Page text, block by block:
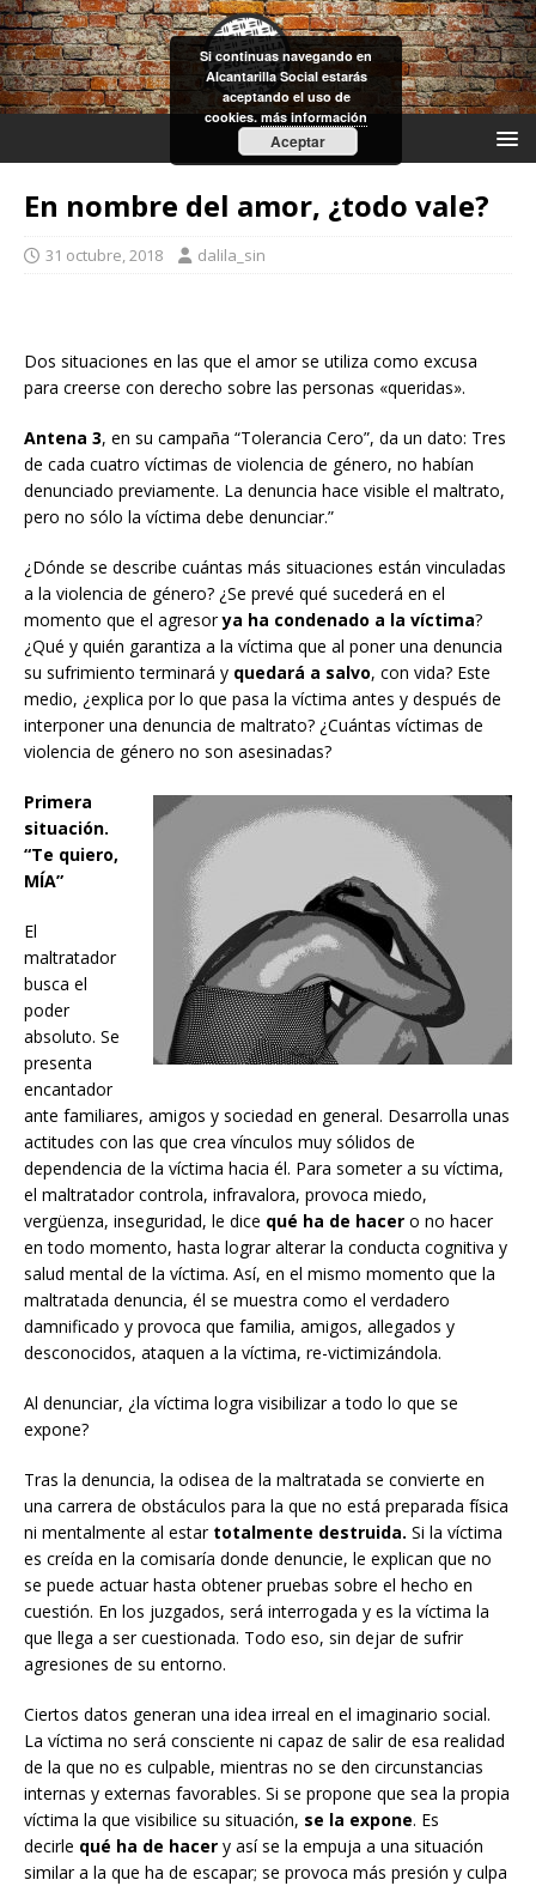
En nombre del amor, ¿todo vale?
31 octubre, 2018 dalila_sin
Dos situaciones en las que el amor se utiliza como excusa
para creerse con derecho sobre las personas «queridas».
Antena 3, en su campaña “Tolerancia Cero”, da un dato: Tres
de cada cuatro víctimas de violencia de género, no habían
denunciado previamente. La denuncia hace visible el maltrato,
pero no sólo la víctima debe denunciar.”
¿Dónde se describe cuántas más situaciones están vinculadas
a la violencia de género? ¿Se prevé qué sucederá en el
momento que el agresorya ha condenado a la víctima?
¿Qué y quién garantiza a la víctima que al poner una denuncia
su sufrimiento terminará y quedará a salvo, con vida? Este
medio, ¿explica por lo que pasa la víctima antes y después de
interponer una denuncia de maltrato? ¿Cuántas víctimas de
violencia de género no son asesinadas?
Primera
situación.
“Te quiero,
MÍA”
El
maltratador
busca el
poder
absoluto. Se
presenta
encantador
ante familiares, amigos y sociedad en general. Desarrolla unas
actitudes con las que crea vínculos muy sólidos de
dependencia de la víctima hacia él. Para someter a su víctima,
el maltratador controla, infravalora, provoca miedo,
vergüenza, inseguridad, le dice qué ha de hacer o no hacer
en todo momento, hasta lograr alterar la conducta cognitiva y
salud mental de la víctima. Así, en el mismo momento que la
maltratada denuncia, él se muestra como el verdadero
damnificado y provoca que familia, amigos, allegados y
desconocidos, ataquen a la víctima, re-victimizándola.
Al denunciar, ¿la víctima logra visibilizar a todo lo que se
expone?
Tras la denuncia, la odisea de la maltratada se convierte en
una carrera de obstáculos para la que no está preparada física
ni mentalmente al estar totalmente destruida. Si la víctima
es creída en la comisaría donde denuncie, le explican que no
se puede actuar hasta obtener pruebas sobre el hecho en
cuestión. En los juzgados, será interrogada y es la víctima la
que llega a ser cuestionada. Todo eso, sin dejar de sufrir
agresiones de su entorno.
Ciertos datos generan una idea irreal en el imaginario social.
La víctima no será consciente ni capaz de salir de esa realidad
de la que no es culpable, mientras no se den circunstancias
internas y externas favorables. Si se propone que sea la propia
víctima la que visibilice su situación, se la expone. Es
decirle qué ha de hacer y así se la empuja a una situación
similar a la que ha de escapar; se provoca más presión y culpa
Si continuas navegando en
Alcantarilla Social estarás
aceptando el uso de
cookies.más información
Aceptar